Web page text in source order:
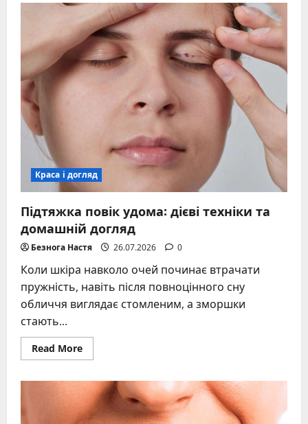
зняття
накладних
вій
без
шкоди
для
своїх
Краса і догляд
Підтяжка повік удома: дієві техніки та
домашній догляд
Безнога Настя 26.07.2026 0
Коли шкіра навколо очей починає втрачати
пружність, навіть після повноцінного сну
обличчя виглядає стомленим, а зморшки
стають...
Read MoreRead
more
повік
удома:
дієві
техніки